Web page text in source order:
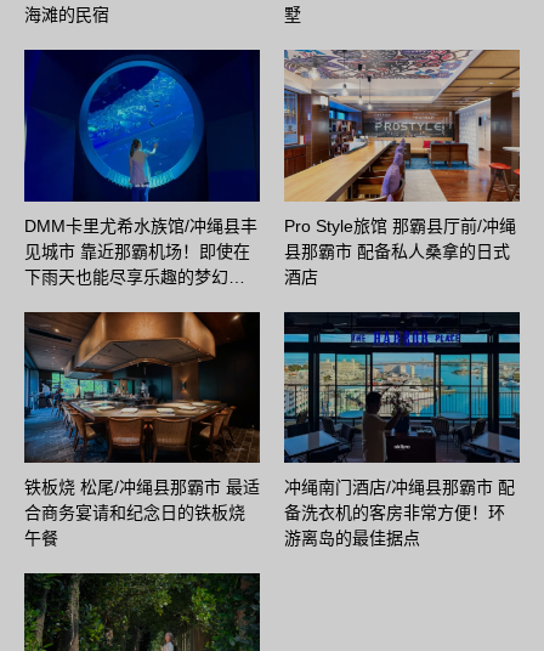
海滩的民宿
墅
DMM卡里尤希水族馆/冲绳县丰
见城市 靠近那霸机场！即使在
下雨天也能尽享乐趣的梦幻…
Pro Style旅馆 那霸县厅前/冲绳
县那霸市 配备私人桑拿的日式
酒店
铁板烧 松尾/冲绳县那霸市 最适
合商务宴请和纪念日的铁板烧
午餐
冲绳南门酒店/冲绳县那霸市 配
备洗衣机的客房非常方便！环
游离岛的最佳据点